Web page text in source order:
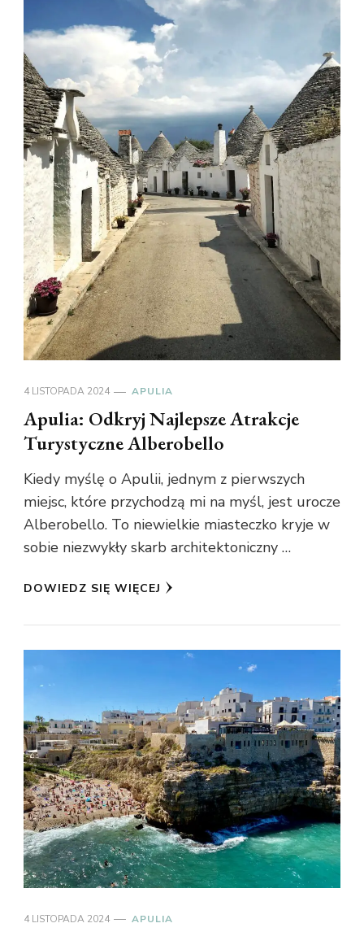
4 LISTOPADA 2024 APULIA
Apulia: Odkryj Najlepsze Atrakcje
Turystyczne Alberobello
Kiedy myślę o Apulii, jednym z pierwszych
miejsc, które przychodzą mi na myśl, jest urocze
Alberobello. To niewielkie miasteczko kryje w
sobie niezwykły skarb architektoniczny …
DOWIEDZ SIĘ WIĘCEJ
4 LISTOPADA 2024 APULIA